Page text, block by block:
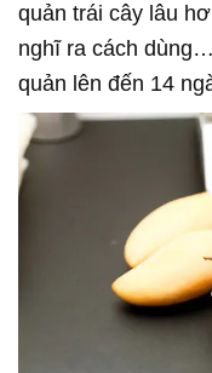
quản trái cây lâu
nghĩ ra cách
quản lên đến 14